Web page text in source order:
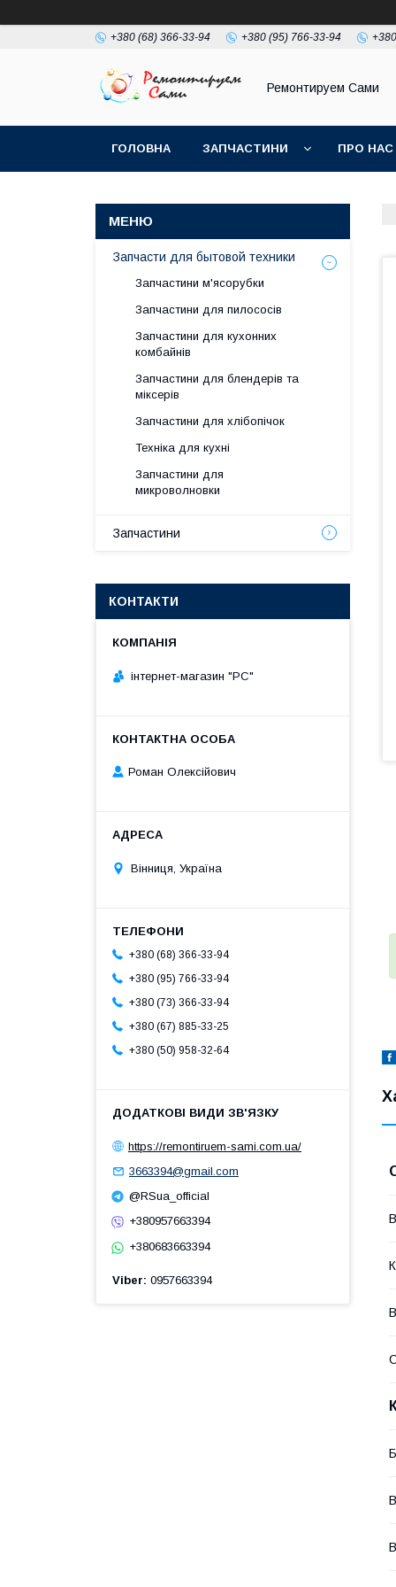
+380 (68) 366-33-94 +380 (95) 766-33-94
Ремонтируем Сами
ГОЛОВНА ЗАПЧАСТИНИ ПРО НАС
Запчасти для бытовой техники
Запчастини м'ясорубки
Запчастини для пилососів
Запчастини для кухонних
комбайнів
Запчастини для блендерів та
міксерів
Запчастини для хлібопічок
Техніка для кухні
Запчастини для
микроволновки
Запчастини
КОНТАКТИ
інтернет-магазин "РС"
Роман Олексійович
Вінниця, Україна
+380 (68) 366-33-94
+380 (95) 766-33-94
+380 (73) 366-33-94
+380 (67) 885-33-25
+380 (50) 958-32-64
https://remontiruem-sami.com.ua/
3663394@gmail.com
@RSua_official
+380957663394
+380683663394
Viber 0957663394